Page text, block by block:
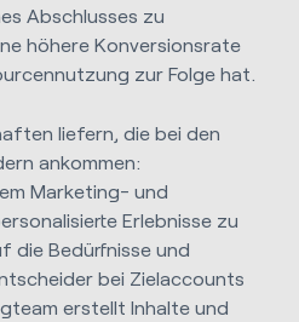
Abschlusses zu
höhere Konversionsrate
zur Folge hat.
liefern, die bei den
ankommen:
Marketing- und
Erlebnisse zu
die Bedürfnisse und
bei Zielaccounts
erstellt Inhalte und